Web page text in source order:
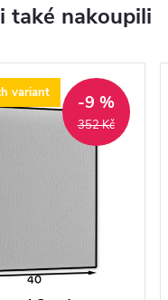
také nakoupili
352 Kč
-9 %
variant